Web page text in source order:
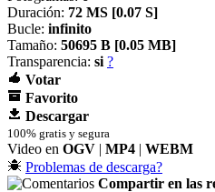
Duración: 72 MS [0.07 S]
Bucle: infinito
Tamaño: 50695 B [0.05 MB]
Transparencia: si ?
Votar
Favorito
Descargar
100% gratis y segura
Video en OGV | MP4 | WEBM
Problemas de descarga?
Compartir en las